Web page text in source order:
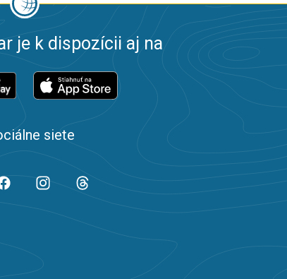
je k dispozícii aj na
siete